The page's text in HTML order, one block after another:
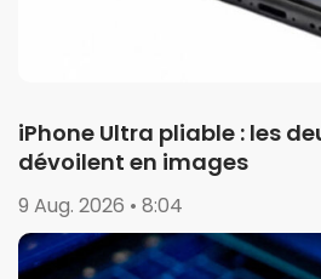
iPhone Ultra pliable : les
dévoilent en images
9 Aug. 2026 • 8:04